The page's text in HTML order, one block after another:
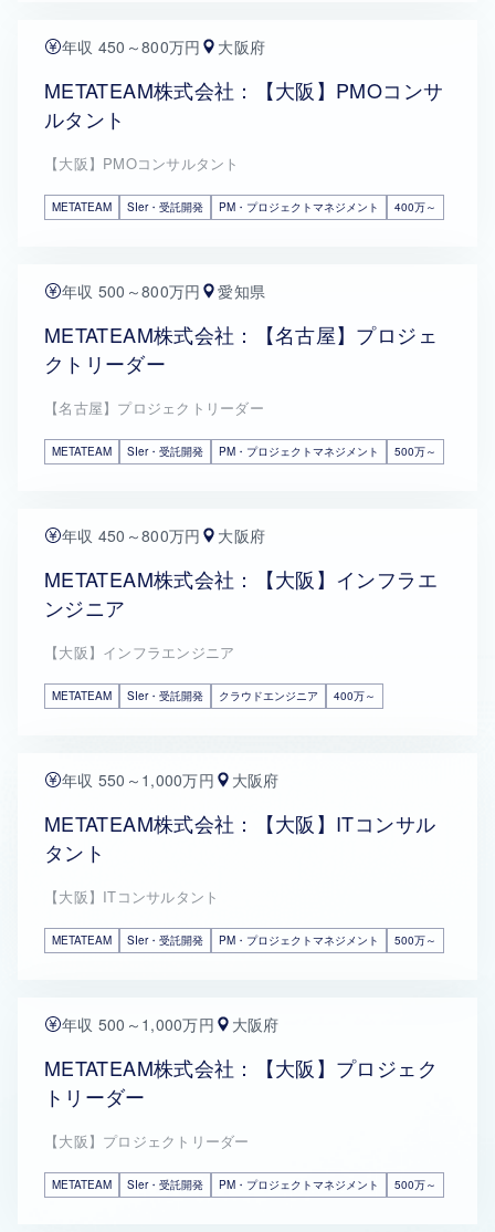
年収 450～800万円 大阪府
METATEAM株式会社：【大阪】PMOコンサ
ルタント
【大阪】PMOコンサルタント
METATEAM SIer・受託開発 PM・プロジェクトマネジメント 400万～
年収 500～800万円 愛知県
METATEAM株式会社：【名古屋】プロジェ
クトリーダー
【名古屋】プロジェクトリーダー
METATEAM SIer・受託開発 PM・プロジェクトマネジメント 500万～
年収 450～800万円 大阪府
METATEAM株式会社：【大阪】インフラエ
ンジニア
【大阪】インフラエンジニア
METATEAM SIer・受託開発 クラウドエンジニア 400万～
年収 550～1,000万円 大阪府
METATEAM株式会社：【大阪】ITコンサル
タント
【大阪】ITコンサルタント
METATEAM SIer・受託開発 PM・プロジェクトマネジメント 500万～
年収 500～1,000万円 大阪府
METATEAM株式会社：【大阪】プロジェク
トリーダー
【大阪】プロジェクトリーダー
METATEAM SIer・受託開発 PM・プロジェクトマネジメント 500万～